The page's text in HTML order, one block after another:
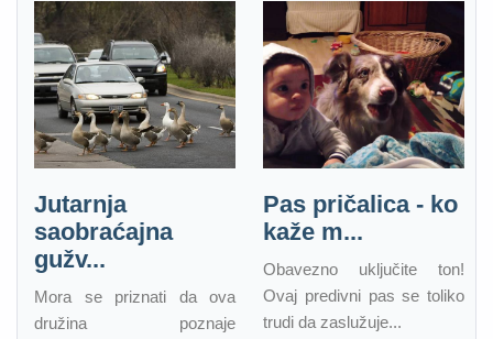
Jutarnja
saobraćajna
gužv...
Mora se priznati da ova
družina poznaje
Pas pričalica - ko
kaže m...
Obavezno uključite ton!
Ovaj predivni pas se toliko
trudi da zaslužuje...